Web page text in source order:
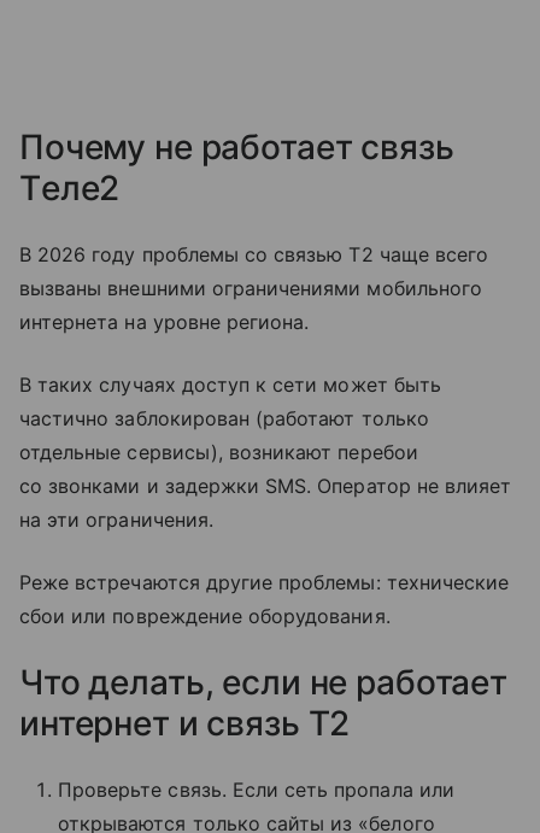
Почему не работает связь
Tеле2
В 2026 году проблемы со связью T2 чаще всего
вызваны внешними ограничениями мобильного
интернета на уровне региона.
В таких случаях доступ к сети может быть
частично заблокирован (работают только
отдельные сервисы), возникают перебои
со звонками и задержки SMS. Оператор не влияет
на эти ограничения.
Реже встречаются другие проблемы: технические
сбои или повреждение оборудования.
Что делать, если не работает
интернет и связь T2
Проверьте связь. Если сеть пропала или
открываются только сайты из «белого